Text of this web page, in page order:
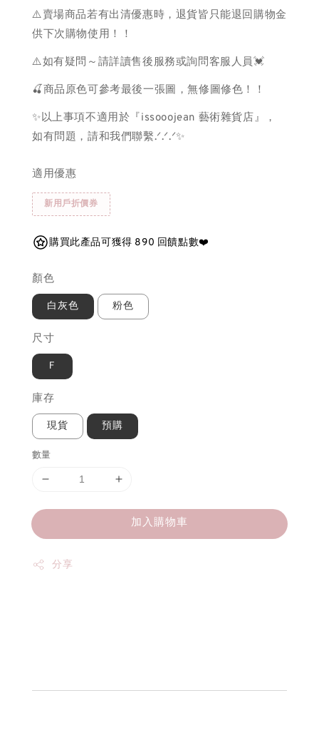
⚠️賣場商品若有出清優惠時，退貨皆只能退回購物金
供下次購物使用！！
⚠️如有疑問～請詳讀售後服務或詢問客服人員💓
🍒商品原色可參考最後一張圖，無修圖修色！！
✨以上事項不適用於『issooojean 藝術雜貨店』，
如有問題，請和我們聯繫.ᐟ.ᐟ.ᐟ✨
適用優惠
新用戶折價券
購買此產品可獲得 890 回饋點數❤️
顏色
白灰色 粉色
尺寸
Ｆ
庫存
現貨 預購
數量
加入購物車
分享